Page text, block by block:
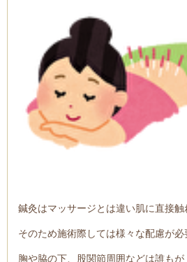
鍼灸はマッサージとは違い肌に直接触
そのため施術際しては様々な配慮が必
胸や脇の下、股関節周囲などは誰も